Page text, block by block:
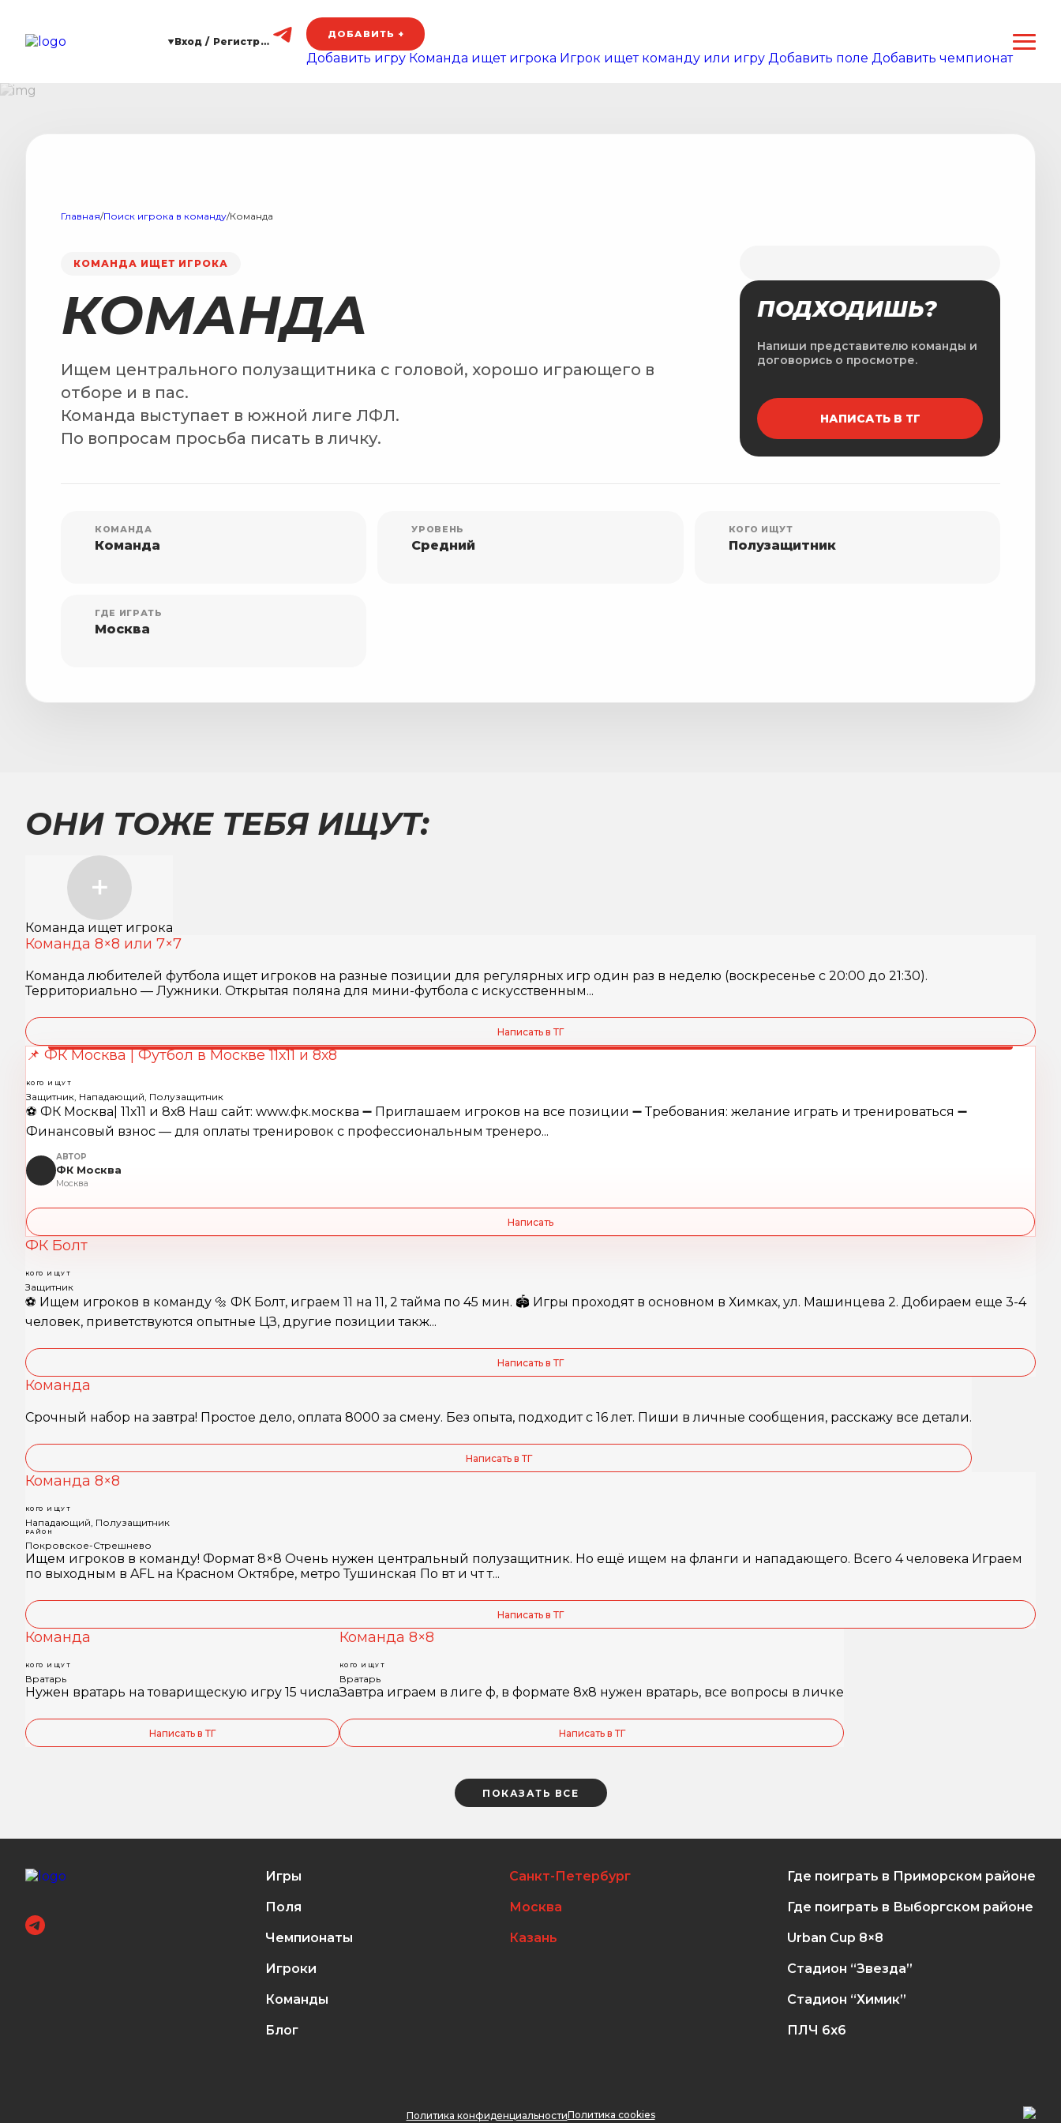
Вход / Регистрация
ДОБАВИТЬ +
Добавить игру Команда ищет игрока Игрок ищет команду или игру Добавить поле Добавить чемпионат
Главная/Поиск игрока в команду/Команда
КОМАНДА ИЩЕТ ИГРОКА
КОМАНДА
Ищем центрального полузащитника с головой, хорошо играющего в
отборе и в пас.
Команда выступает в южной лиге ЛФЛ.
По вопросам просьба писать в личку.
КОМАНДА
Команда
УРОВЕНЬ
Средний
КОГО ИЩУТ
Полузащитник
ГДЕ ИГРАТЬ
Москва
ПОДХОДИШЬ?
Напиши представителю команды и
договорись о просмотре.
НАПИСАТЬ В ТГ
ОНИ ТОЖЕ ТЕБЯ ИЩУТ:
Команда ищет игрока
Команда 8×8 или 7×7
Команда любителей футбола ищет игроков на разные позиции для регулярных игр один раз в неделю (воскресенье с 20:00 до 21:30).
Территориально — Лужники. Открытая поляна для мини-футбола с искусственным...
Написать в ТГ
📌 ФК Москва | Футбол в Москве 11х11 и 8х8
КОГО ИЩУТ
Защитник, Нападающий, Полузащитник
⚽️ ФК Москва| 11х11 и 8х8 Наш сайт: www.фк.москва ➖ Приглашаем игроков на все позиции ➖ Требования: желание играть и тренироваться ➖
Финансовый взнос — для оплаты тренировок с профессиональным тренеро...
АВТОР
ФК Москва
Москва
Написать
ФК Болт
КОГО ИЩУТ
Защитник
⚽️ Ищем игроков в команду 🔩 ФК Болт, играем 11 на 11, 2 тайма по 45 мин. 🏟️ Игры проходят в основном в Химках, ул. Машинцева 2. Добираем еще 3-4
человек, приветствуются опытные ЦЗ, другие позиции такж...
Написать в ТГ
Команда
Срочный набор на завтра! Простое дело, оплата 8000 за смену. Без опыта, подходит с 16 лет. Пиши в личные сообщения, расскажу все детали.
Написать в ТГ
Команда 8×8
КОГО ИЩУТ
Нападающий, Полузащитник
РАЙОН
Покровское-Стрешнево
Ищем игроков в команду! Формат 8×8 Очень нужен центральный полузащитник. Но ещё ищем на фланги и нападающего. Всего 4 человека Играем
по выходным в AFL на Красном Октябре, метро Тушинская По вт и чт т...
Написать в ТГ
Команда
КОГО ИЩУТ
Вратарь
Нужен вратарь на товарищескую игру 15 числа
Написать в ТГ
Команда 8×8
КОГО ИЩУТ
Вратарь
Завтра играем в лиге ф, в формате 8х8 нужен вратарь, все вопросы в личке
Написать в ТГ
ПОКАЗАТЬ ВСЕ
Игры
Поля
Чемпионаты
Игроки
Команды
Блог
Санкт-Петербург
Москва
Казань
Где поиграть в Приморском районе
Где поиграть в Выборгском районе
Urban Cup 8×8
Стадион “Звезда”
Стадион “Химик”
ПЛЧ 6х6
Политика конфиденциальностиПолитика cookies